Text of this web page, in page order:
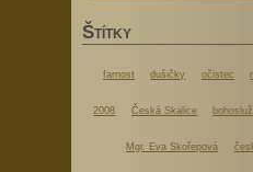
ŠTÍTKY
farnost dušičky očistec
2008 Česká Skalice
Mgr. Eva Skořepová